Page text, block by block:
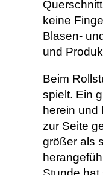
keine
Blasen-
und
Beim
spielt. Ein
herein und
zur Seite
größer als